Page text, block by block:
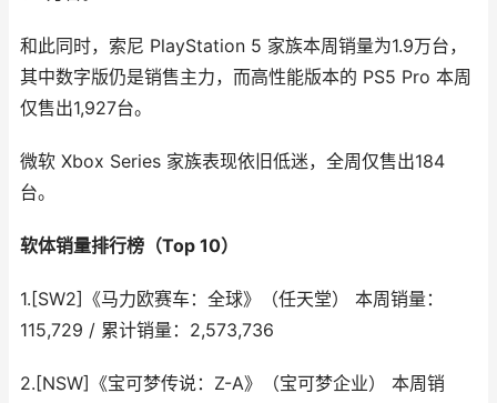
和此同时，索尼 PlayStation 5 家族本周销量为1.9万台，
其中数字版仍是销售主力，而高性能版本的 PS5 Pro 本周
仅售出1,927台。
微软 Xbox Series 家族表现依旧低迷，全周仅售出184
台。
软体销量排行榜（Top 10）
1.[SW2]《马力欧赛车：全球》（任天堂） 本周销量：
115,729 / 累计销量：2,573,736
2.[NSW]《宝可梦传说：Z-A》（宝可梦企业） 本周销